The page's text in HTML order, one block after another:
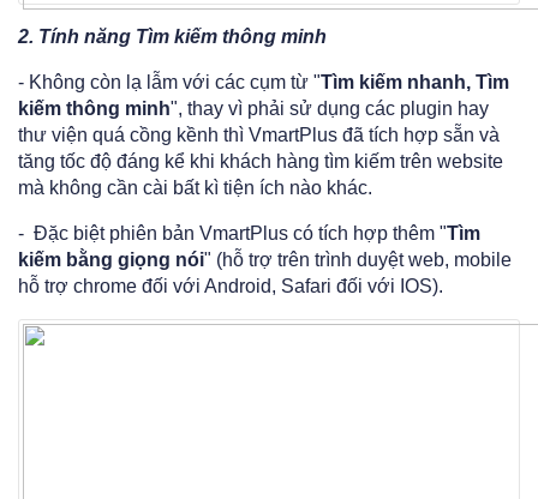
2. Tính năng Tìm kiếm thông minh
- Không còn lạ lẫm với các cụm từ "Tìm kiếm nhanh, Tìm
kiếm thông minh", thay vì phải sử dụng các plugin hay
thư viện quá cồng kềnh thì VmartPlus đã tích hợp sẵn và
tăng tốc độ đáng kể khi khách hàng tìm kiếm trên website
mà không cần cài bất kì tiện ích nào khác.
- Đặc biệt phiên bản VmartPlus có tích hợp thêm "Tìm
kiếm bằng giọng nói" (hỗ trợ trên trình duyệt web, mobile
hỗ trợ chrome đối với Android, Safari đối với IOS).